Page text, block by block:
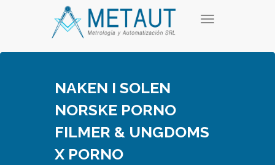
T
g
g
a
NAKEN I SOLEN
NORSKE PORNO
FILMER & UNGDOMS
X PORNO